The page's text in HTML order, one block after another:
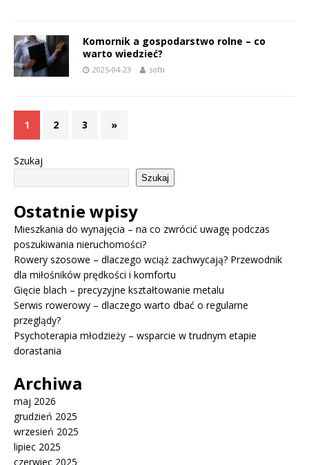
Komornik a gospodarstwo rolne – co
warto wiedzieć?
2025-04-23 softi
1 2 3 »
Szukaj
Szukaj
Ostatnie wpisy
Mieszkania do wynajęcia – na co zwrócić uwagę podczas
poszukiwania nieruchomości?
Rowery szosowe – dlaczego wciąż zachwycają? Przewodnik
dla miłośników prędkości i komfortu
Gięcie blach – precyzyjne kształtowanie metalu
Serwis rowerowy – dlaczego warto dbać o regularne
przeglądy?
Psychoterapia młodzieży – wsparcie w trudnym etapie
dorastania
Archiwa
maj 2026
grudzień 2025
wrzesień 2025
lipiec 2025
czerwiec 2025